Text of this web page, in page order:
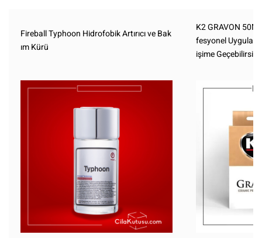
Fireball Typhoon Hidrofobik Artırıcı ve Bak
ım Kürü
K2 GRAVON
fesyonel
işime